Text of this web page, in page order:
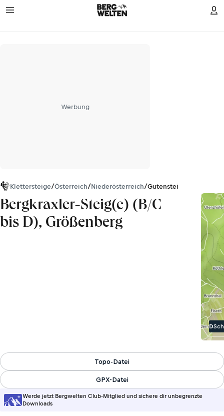
Werbung
Klettersteige/Österreich/Niederösterreich/Gutensteiner Alpen
Bergkraxler-Steig(e) (B/C
bis D), Größenberg
D
Werde jetzt Bergwelten Club-Mitglied und sichere dir unbegrenzte
Downloads
Topo-Datei
GPX-Datei